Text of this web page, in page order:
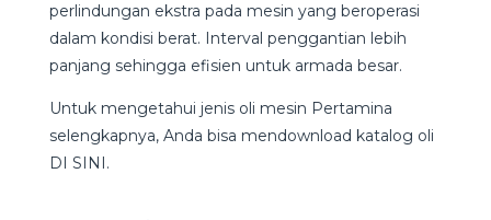
perlindungan ekstra pada mesin yang beroperasi
dalam kondisi berat. Interval penggantian lebih
panjang sehingga efisien untuk armada besar.
Untuk mengetahui jenis oli mesin Pertamina
selengkapnya, Anda bisa mendownload katalog oli
DI SINI.